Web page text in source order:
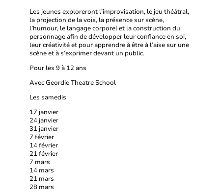
Les jeunes exploreront l’improvisation, le jeu théâtral,
la projection de la voix, la présence sur scène,
l’humour, le langage corporel et la construction du
personnage afin de développer leur confiance en soi,
leur créativité et pour apprendre à être à l’aise sur une
scène et à s’exprimer devant un public.
Pour les 9 à 12 ans
Avec Geordie Theatre School
Les samedis
17 janvier
24 janvier
31 janvier
7 février
14 février
21 février
7 mars
14 mars
21 mars
28 mars